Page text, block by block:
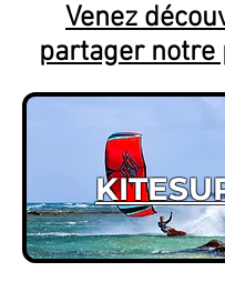
Venez
partager notre